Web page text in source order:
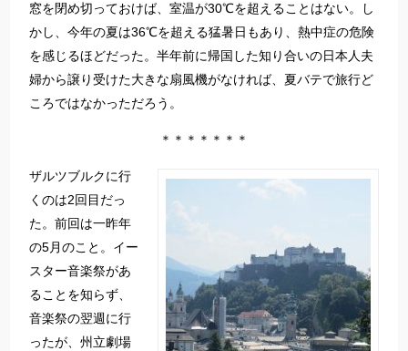
窓を閉め切っておけば、室温が30℃を超えることはない。し
かし、今年の夏は36℃を超える猛暑日もあり、熱中症の危険
を感じるほどだった。半年前に帰国した知り合いの日本人夫
婦から譲り受けた大きな扇風機がなければ、夏バテで旅行ど
ころではなかっただろう。
＊＊＊＊＊＊＊
ザルツブルクに行
くのは2回目だっ
た。前回は一昨年
の5月のこと。イー
スター音楽祭があ
ることを知らず、
音楽祭の翌週に行
ったが、州立劇場